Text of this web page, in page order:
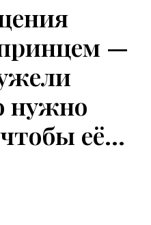
—
нужно
её…